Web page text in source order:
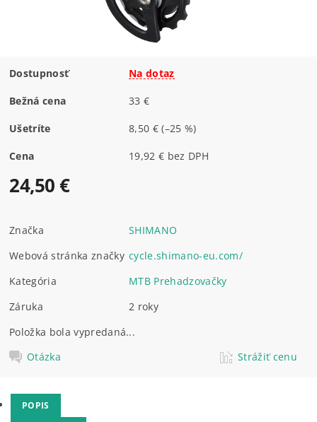
Dostupnosť Na dotaz
Bežná cena 33 €
Ušetríte 8,50 €(–25 %)
Cena 19,92 € bez DPH
24,50 €
Značka
SHIMANO
Webová stránka značky cycle.shimano-eu.com/
Kategória
MTB Prehadzovačky
Záruka
2 roky
Položka bola vypredaná...
Otázka
Strážiť cenu
POPIS